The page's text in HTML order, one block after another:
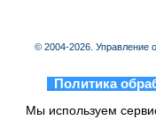
© 2004-2026. Управление
Политика
Мы используем